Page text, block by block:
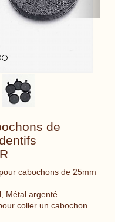
de
cabochons de 25mm
Métal argenté.
coller un cabochon